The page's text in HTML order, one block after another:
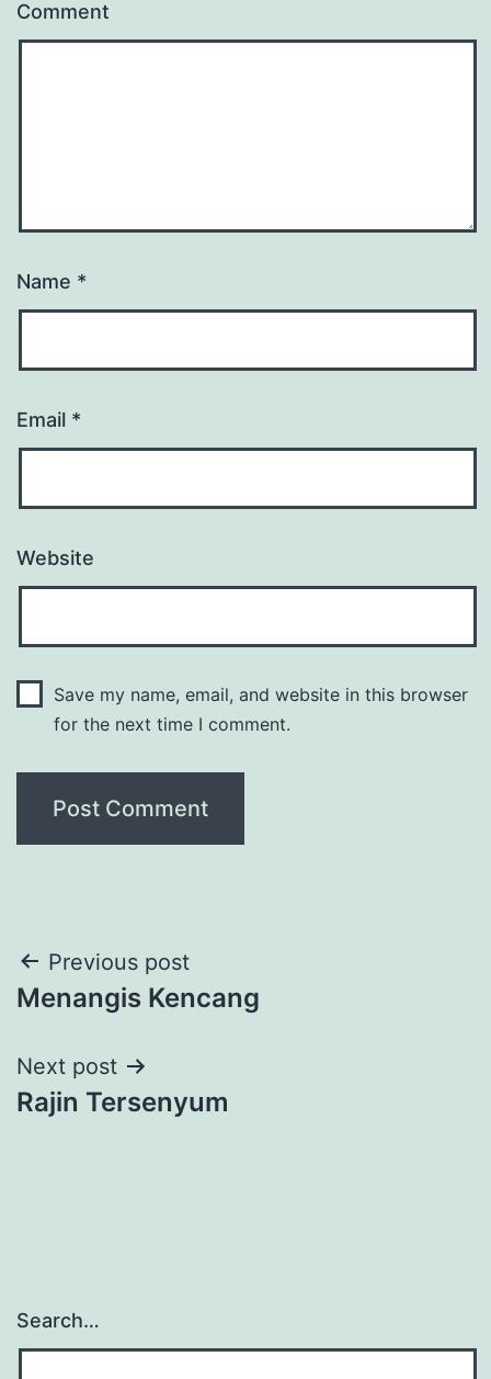
Comment
Name *
Email *
Website
Save my name, email, and website in this browser
for the next time I comment.
Post
navigation
Previous post
Menangis Kencang
Next post
Rajin Tersenyum
Search…